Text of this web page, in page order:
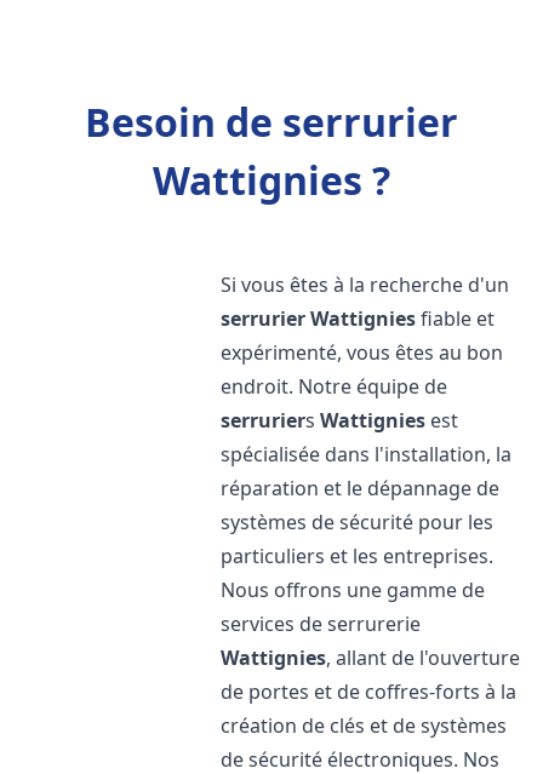
Besoin de serrurier
Wattignies ?
Si vous êtes à la recherche d'un
serrurierWattigniesfiable et
expérimenté, vous êtes au bon
endroit. Notre équipe de
serruriersWattignies est
spécialisée dans l'installation, la
réparation et le dépannage de
systèmes de sécurité pour les
particuliers et les entreprises.
Nous offrons une gamme de
services de serrurerie
Wattignies, allant de l'ouverture
de portes et de coffres-forts à la
création de clés et de systèmes
de sécurité électroniques. Nos